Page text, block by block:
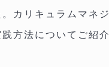
カリキュラムマネ
方法についてご紹